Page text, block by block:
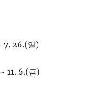
7. 26.(일)
11. 6.(금)